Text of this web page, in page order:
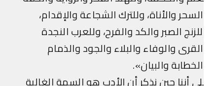
والأناة، وللترك الشجاعة والإقدام،
الصبر والكد والفرح، وللعرب النجدة
والوفاء والبلاء والجود والذمام
والبيان».
أننا حين نذكر أن الأدب هو السمة الغالبة